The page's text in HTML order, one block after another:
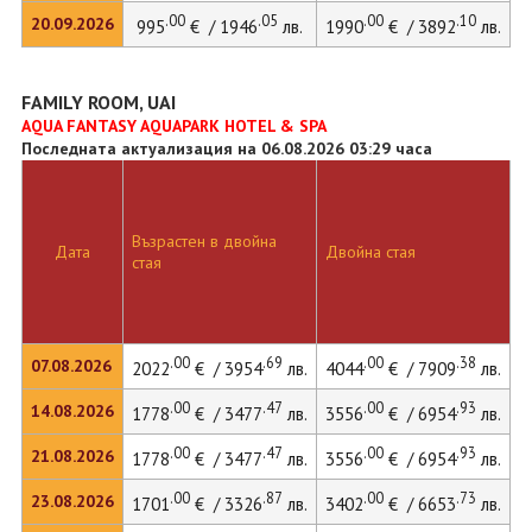
20.09.2026
995.00€ / 1946.05 лв. 1990.00€ / 3892.10лв.
FAMILY ROOM, UAI
AQUA FANTASY AQUAPARK HOTEL & SPA
Последната актуализация на 06.08.2026 03:29 часа
Дата
07.08.2026
14.08.2026
21.08.2026
23.08.2026
Възрастен в двойна
стая
Двойна стая
2022.00€ / 3954.69 лв. 4044.00€ / 7909.38 лв.
1778.00€ / 3477.47 лв. 3556.00€ / 6954.93 лв.
1778.00€ / 3477.47 лв. 3556.00€ / 6954.93 лв.
1701.00€ / 3326.87 лв. 3402.00€ / 6653.73 лв.